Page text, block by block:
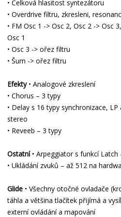
• Celková hlasitost syntezátoru
• Overdrive filtru, zkresleni,
• FM Osc 1 -> Osc 2, Osc 2 -> Osc
Osc 1
• Osc 3 -> ořez filtru
• Šum -> ořez filtru
Efekty• Analogové zkreslení
• Chorus – 3 typy
• Delay s 16 typy synchronizace,
stereo
• Reveeb – 3 typy
Ostatní• Arpeggiator s funkcí Latch
• Ukládání zvuků – až 512 na
Glide • Všechny otočné ovladače
táhla a většina tlačítek přijímá a
externí ovládání a mapování